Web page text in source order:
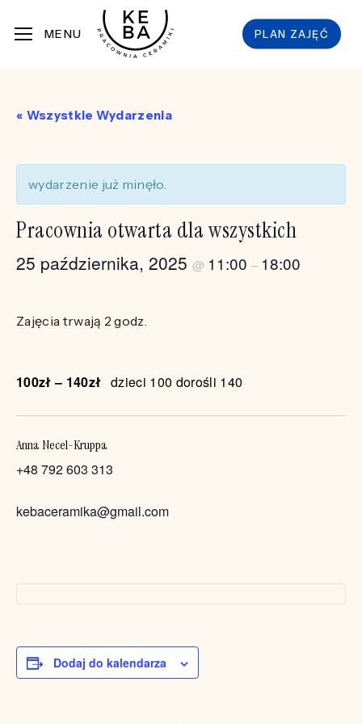
MENU PLAN ZAJĘĆ
« Wszystkie Wydarzenia
wydarzenie już minęło.
Pracownia otwarta dla wszystkich
25 października, 2025 @ 11:00 – 18:00
Zajęcia trwają 2 godz.
100zł – 140zł dzieci 100 dorośli 140
Anna Necel-Kruppa
+48 792 603 313
kebaceramika@gmail.com
Dodaj do kalendarza